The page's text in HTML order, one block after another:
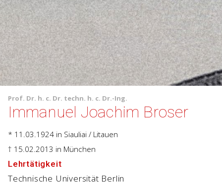
Prof. Dr. h. c. Dr. techn. h. c. Dr.-Ing.
Immanuel Joachim Broser
* 11.03.1924 in Siauliai / Litauen
† 15.02.2013 in München
Lehrtätigkeit
Technische Universität Berlin